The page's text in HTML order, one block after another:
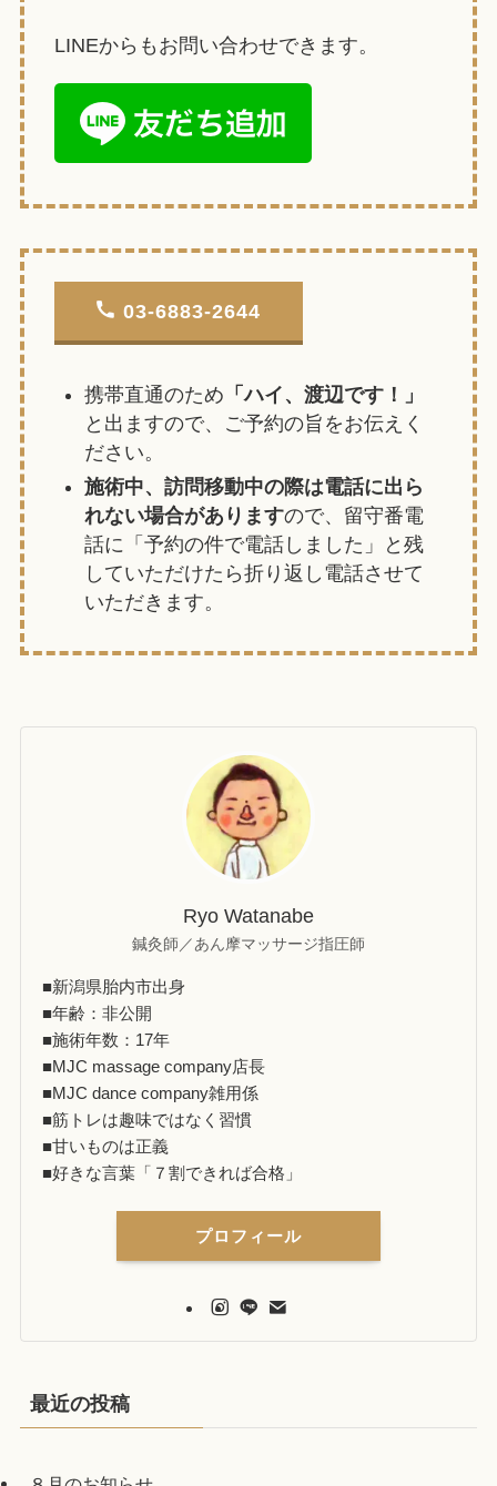
LINEからもお問い合わせできます。
03-6883-2644
携帯直通のため 「ハイ、渡辺です！」
と出ますので、ご予約の旨をお伝えく
ださい。
施術中、訪問移動中の際は電話に出ら
れない場合がありますので、留守番電
話に「予約の件で電話しました」と残
していただけたら折り返し電話させて
いただきます。
Ryo Watanabe
鍼灸師／あん摩マッサージ指圧師
■新潟県胎内市出身
■年齢：非公開
■施術年数：17年
■MJC massage company店長
■MJC dance company雑用係
■筋トレは趣味ではなく習慣
■甘いものは正義
■好きな言葉「７割できれば合格」
プロフィール
最近の投稿